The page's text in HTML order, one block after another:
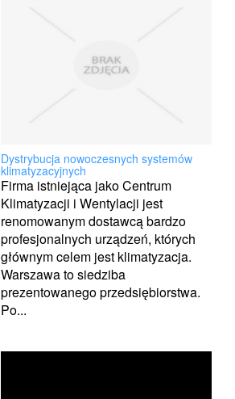
Dystrybucja nowoczesnych systemów
klimatyzacyjnych
Firma istniejąca jako Centrum
Klimatyzacji i Wentylacji jest
renomowanym dostawcą bardzo
profesjonalnych urządzeń, których
głównym celem jest klimatyzacja.
Warszawa to siedziba
prezentowanego przedsiębiorstwa.
Po...